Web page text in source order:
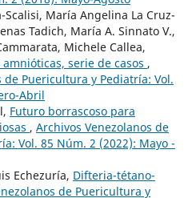
Scalisi, María Angelina La Cruz-
Tadich, María A. Sinnato V.,
Michele Callea,
serie de casos ,
de Puericultura y Pediatría: Vol.
Abril
Futuro borrascoso para
, Archivos Venezolanos de
Vol. 85 Núm. 2 (2022): Mayo -
Echezuría, Difteria-tétano-
de Puericultura y